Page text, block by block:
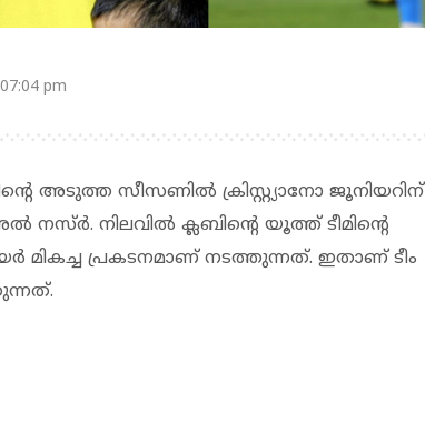
pm
അടുത്ത സീസണില്‍ ക്രിസ്റ്റ്യാനോ ജൂനിയറിന്
നിലവില്‍ ക്ലബിന്റെ യൂത്ത് ടീമിന്റെ
മികച്ച പ്രകടനമാണ് നടത്തുന്നത്. ഇതാണ് ടീം